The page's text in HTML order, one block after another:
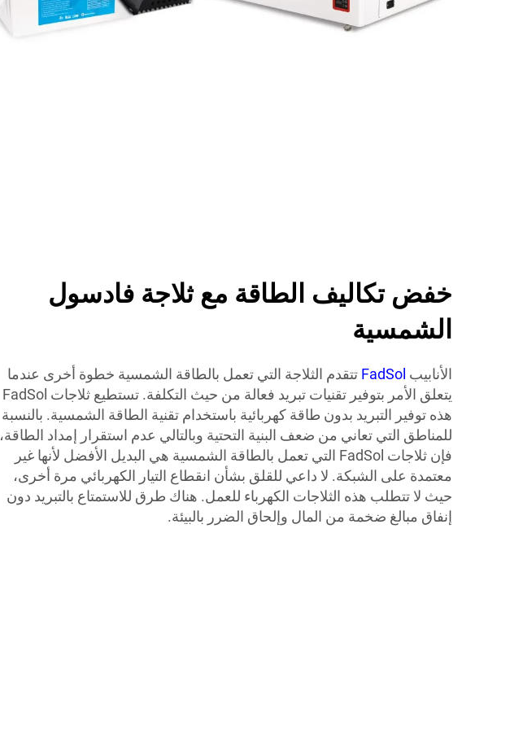
خفض تكاليف الطاقة مع ثلاجة فادسول
الشمسية
الأنابيب FadSol تتقدم الثلاجة التي تعمل بالطاقة الشمسية خطوة أخرى عندما
يتعلق الأمر بتوفير تقنيات تبريد فعالة من حيث التكلفة. تستطيع ثلاجات FadSol
هذه توفير التبريد بدون طاقة كهربائية باستخدام تقنية الطاقة الشمسية. بالنسبة
للمناطق التي تعاني من ضعف البنية التحتية وبالتالي عدم استقرار إمداد الطاقة،
فإن ثلاجات FadSol التي تعمل بالطاقة الشمسية هي البديل الأفضل لأنها غير
معتمدة على الشبكة. لا داعي للقلق بشأن انقطاع التيار الكهربائي مرة أخرى،
حيث لا تتطلب هذه الثلاجات الكهرباء للعمل. هناك طرق للاستمتاع بالتبريد دون
إنفاق مبالغ ضخمة من المال وإلحاق الضرر بالبيئة.